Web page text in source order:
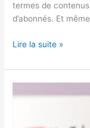
termes de
d’abonnés. Et
Netflix
Disney
Plus
Lire la suite »